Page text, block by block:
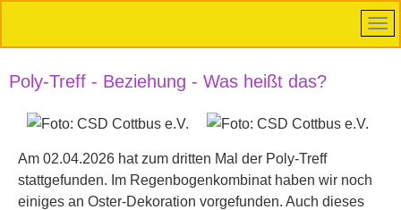
Poly-Treff - Beziehung - Was heißt das?
Am 02.04.2026 hat zum dritten Mal der Poly-Treff
stattgefunden. Im Regenbogenkombinat haben wir noch
einiges an Oster-Dekoration vorgefunden. Auch dieses